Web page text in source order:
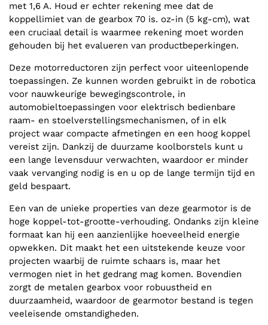
met 1,6 A. Houd er echter rekening mee dat de
koppellimiet van de gearbox 70 is. oz-in (5 kg-cm), wat
een cruciaal detail is waarmee rekening moet worden
gehouden bij het evalueren van productbeperkingen.
Deze motorreductoren zijn perfect voor uiteenlopende
toepassingen. Ze kunnen worden gebruikt in de robotica
voor nauwkeurige bewegingscontrole, in
automobieltoepassingen voor elektrisch bedienbare
raam- en stoelverstellingsmechanismen, of in elk
project waar compacte afmetingen en een hoog koppel
vereist zijn. Dankzij de duurzame koolborstels kunt u
een lange levensduur verwachten, waardoor er minder
vaak vervanging nodig is en u op de lange termijn tijd en
geld bespaart.
Een van de unieke properties van deze gearmotor is de
hoge koppel-tot-grootte-verhouding. Ondanks zijn kleine
formaat kan hij een aanzienlijke hoeveelheid energie
opwekken. Dit maakt het een uitstekende keuze voor
projecten waarbij de ruimte schaars is, maar het
vermogen niet in het gedrang mag komen. Bovendien
zorgt de metalen gearbox voor robuustheid en
duurzaamheid, waardoor de gearmotor bestand is tegen
veeleisende omstandigheden.